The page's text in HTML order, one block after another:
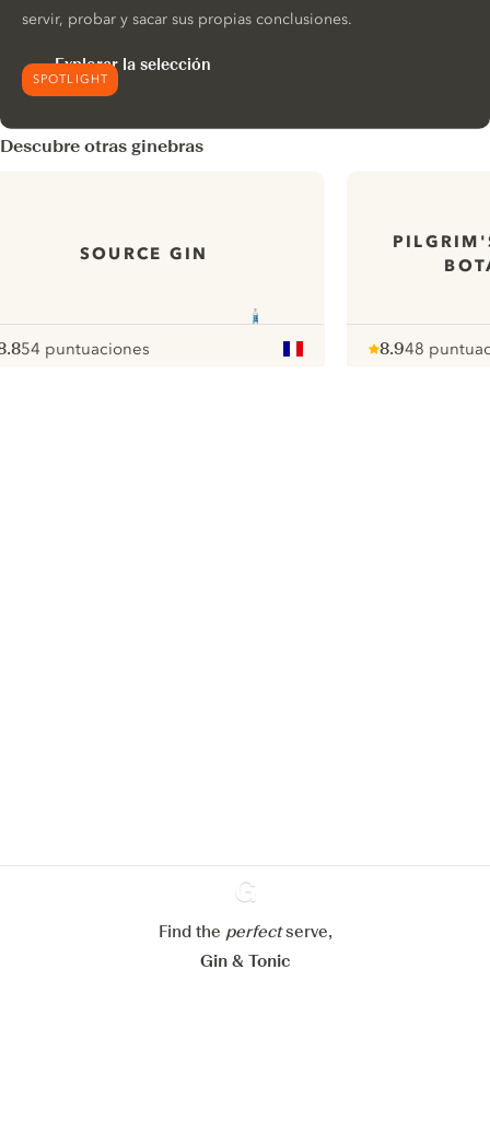
SPOTLIGHT
servir, probar y sacar sus propias conclusiones.
Explorar la selección
Descubre otras ginebras
SOURCE GIN
pour
54 puntuaciones
8.9
pour
48
Ginventory
Find the perfectserve,
Gin & Tonic